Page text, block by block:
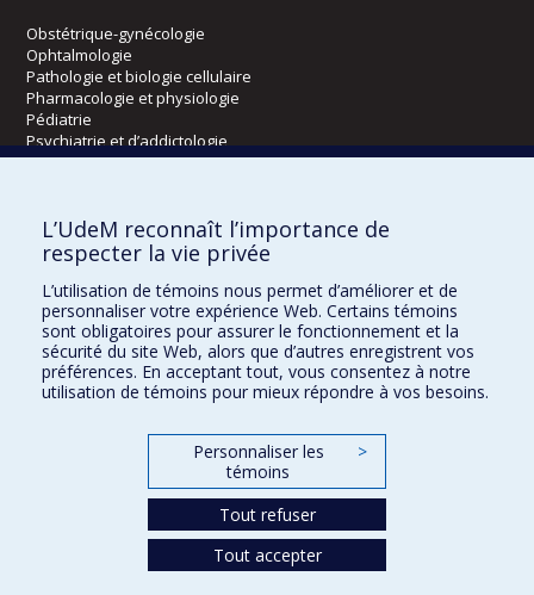
Obstétrique-gynécologie
Ophtalmologie
Pathologie et biologie cellulaire
Pharmacologie et physiologie
Pédiatrie
Psychiatrie et d’addictologie
Radiologie, radio-oncologie et médecine nucléaire
Écoles
Orthophonie et audiologie
Réadaptation
Directions
L’UdeM reconnaît l’importance de
respecter la vie privée
L’utilisation de témoins nous permet d’améliorer et de
personnaliser votre expérience Web. Certains témoins
sont obligatoires pour assurer le fonctionnement et la
sécurité du site Web, alors que d’autres enregistrent vos
préférences. En acceptant tout, vous consentez à notre
utilisation de témoins pour mieux répondre à vos besoins.
Personnaliser les
témoins
>
Tout refuser
Tout accepter